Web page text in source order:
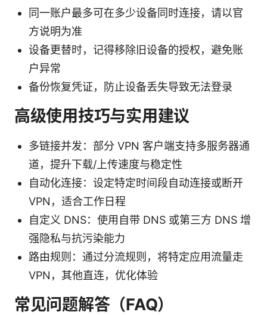
同一账户最多可在多少设备同时连接，请以官
方说明为准
设备更替时，记得移除旧设备的授权，避免账
户异常
备份恢复凭证，防止设备丢失导致无法登录
高级使用技巧与实用建议
多链接并发：部分 VPN 客户端支持多服务器通
道，提升下载/上传速度与稳定性
自动化连接：设定特定时间段自动连接或断开
VPN，适合工作日程
自定义 DNS：使用自带 DNS 或第三方 DNS 增
强隐私与抗污染能力
路由规则：通过分流规则，将特定应用流量走
VPN，其他直连，优化体验
常见问题解答（FAQ）